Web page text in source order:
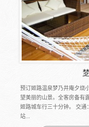
预订姬路温泉梦乃井庵夕烧
望美丽的山景。全客房备有
姬路城车行三十分钟。 交通
站...